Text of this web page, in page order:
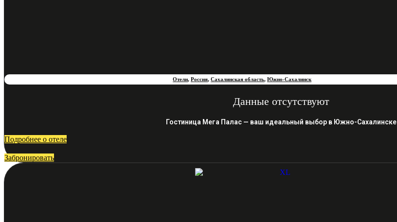
Отели,Россия,Сахалинская область,Южно-Сахалинск
Данные отсутствуют
Гостиница Мега Палас — ваш идеальный выбор в Южно-Сахалинске
Подробнее о отеле
Забронировать